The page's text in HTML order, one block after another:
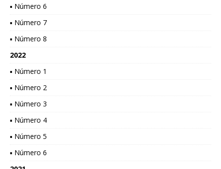
▪ Número 6
▪ Número 7
▪ Número 8
2022
▪ Número 1
▪ Número 2
▪ Número 3
▪ Número 4
▪ Número 5
▪ Número 6